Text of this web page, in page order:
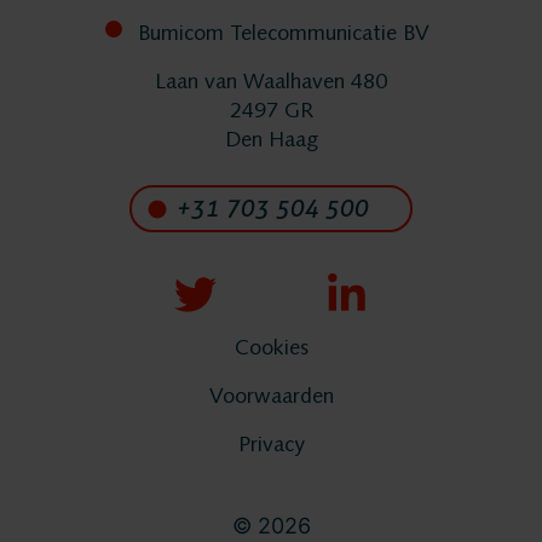
Producten
Storavox
FlexREC
LeapXpert
Bumicom Telecommunicatie BV
Laan van Waalhaven 480
2497 GR
Den Haag
+31 703 504 500
Cookies
Voorwaarden
Privacy
© 2026